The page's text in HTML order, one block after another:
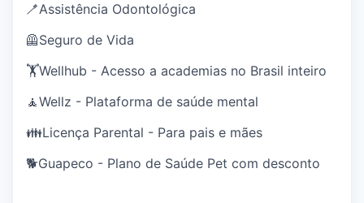
🪥Assistência Odontológica
🦺Seguro de Vida
🏋️Wellhub - Acesso a academias no Brasil inteiro
🧘Wellz - Plataforma de saúde mental
👪Licença Parental - Para pais e mães
🐕Guapeco - Plano de Saúde Pet com desconto